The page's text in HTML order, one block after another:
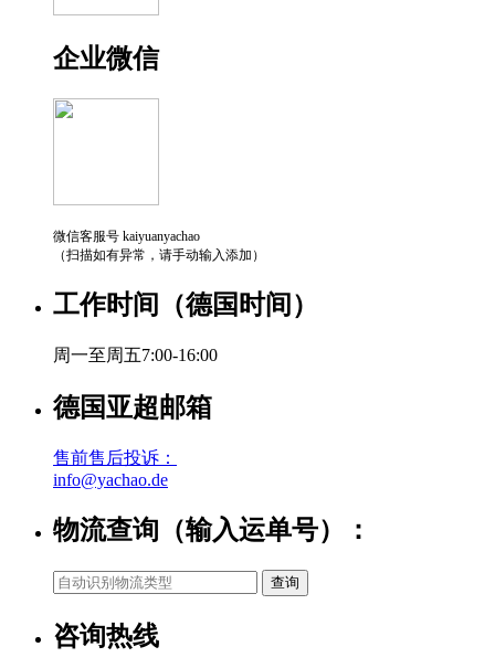
企业微信
微信客服号 kaiyuanyachao
（扫描如有异常，请手动输入添加）
工作时间（德国时间）
周一至周五7:00-16:00
德国亚超邮箱
售前售后投诉：
info@yachao.de
物流查询（输入运单号）：
咨询热线